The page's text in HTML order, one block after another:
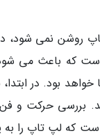
روشن نمی شود،
که باعث می شود
بود. در
بررسی حرکت و
که لپ تاپ را